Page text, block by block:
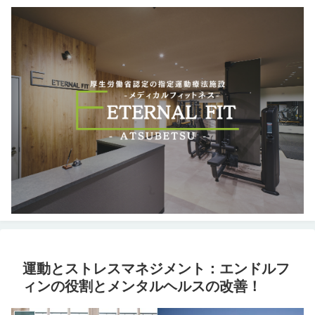
運動とストレスマネジメント：エンドルフ
ィンの役割とメンタルヘルスの改善！